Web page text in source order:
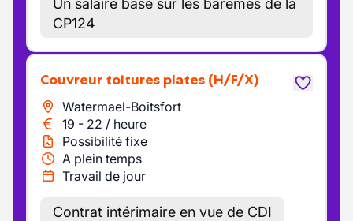
Un salaire basé sur les baremes de la
CP124
Couvreur toitures plates (H/F/X)
Watermael-Boitsfort
19 - 22 / heure
Possibilité fixe
A plein temps
Travail de jour
Contrat intérimaire en vue de CDI